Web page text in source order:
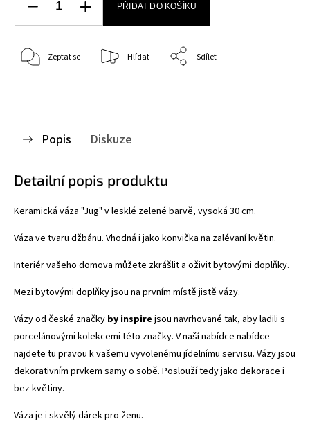
PŘIDAT DO KOŠÍKU
Zeptat se Hlídat Sdílet
Popis Diskuze
Detailní popis produktu
Keramická váza "Jug" v lesklé zelené barvě, vysoká 30 cm.
Váza ve tvaru džbánu. Vhodná i jako konvička na zalévaní květin.
Interiér vašeho domova můžete zkrášlit a oživit bytovými doplňky.
Mezi bytovými doplňky jsou na prvním místě jistě vázy.
Vázy od české značky by inspire jsou navrhované tak, aby ladili s
porcelánovými kolekcemi této značky. V naší nabídce nabídce
najdete tu pravou k vašemu vyvolenému jídelnímu servisu. Vázy jsou
dekorativním prvkem samy o sobě. Poslouží tedy jako dekorace i
bez květiny.
Váza je i skvělý dárek pro ženu.